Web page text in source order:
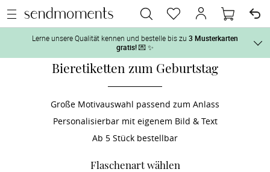
Lerne unsere Qualität kennen und bestelle bis zu 3 Musterkarten
gratis!💌 ✨
1. Wähle bis zu 3 Kartendesigns aus und gestalte sie nach Deinen
2. Aktiviere „kostenlose Musterkarte“ auf der jeweiligen
Produktseite und lasse Dir die Karten kostenlos per Post zusenden.
Bieretiketten zum Geburtstag
Große Motivauswahl passend zum Anlass
Personalisierbar mit eigenem Bild & Text
Ab 5 Stück bestellbar
Flaschenart wählen